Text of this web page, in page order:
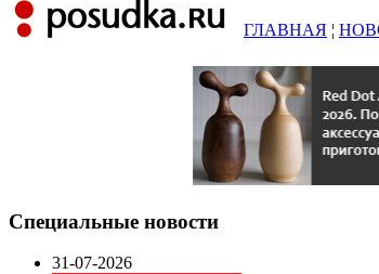
ГЛАВНАЯ ¦
Специальные новости
31-07-2026